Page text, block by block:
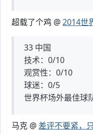
超载了个鸡 @2014世
33 中国
技术：0/10
观赏性：0/10
球迷：0/5
世界杯场外最佳球队
马克 @差评不要紧，